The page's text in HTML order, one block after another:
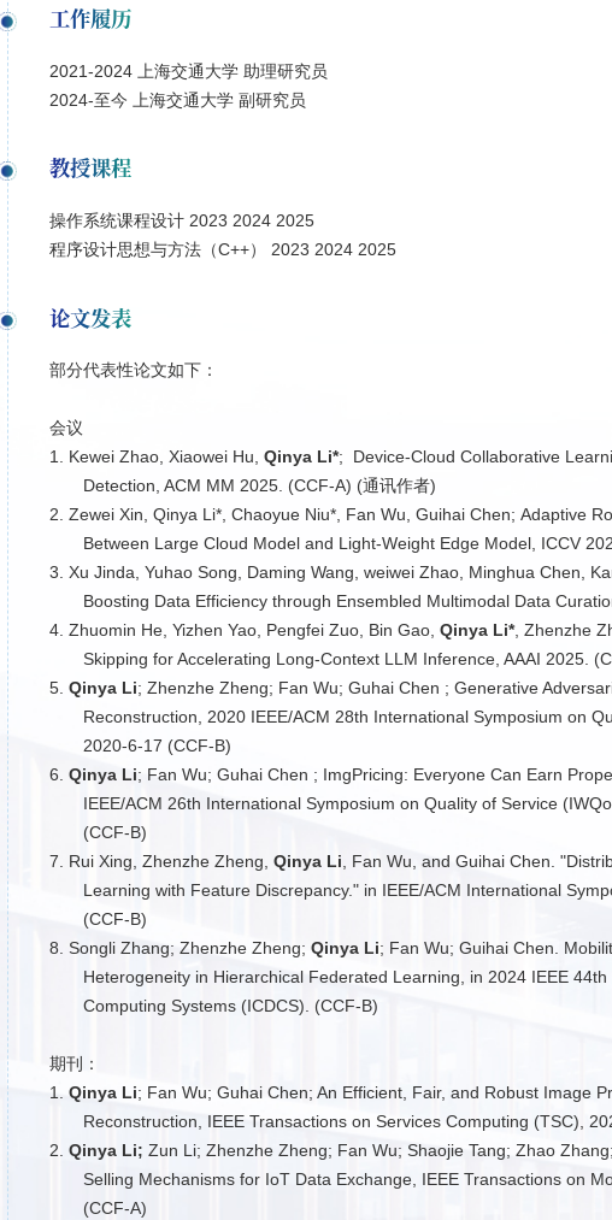
工作履历
2021-2024 上海交通大学 助理研究员
2024-至今 上海交通大学 副研究员
教授课程
操作系统课程设计 2023 2024 2025
程序设计思想与方法（C++） 2023 2024 2025
论文发表
部分代表性论文如下：
会议
1. Kewei Zhao, Xiaowei Hu,Qinya Li*; Device-Cloud Collaborative
Detection, ACM MM 2025. (CCF-A) (通讯作者)
2. Zewei Xin, Qinya Li*, Chaoyue Niu*, Fan Wu, Guihai Chen; Adaptive
Between Large Cloud Model and Light-Weight Edge Model, ICCV
3. Xu Jinda, Yuhao Song, Daming Wang, weiwei Zhao, Minghua Chen,
Boosting Data Efficiency through Ensembled Multimodal Data
4. Zhuomin He, Yizhen Yao, Pengfei Zuo, Bin Gao,Qinya Li*, Zhenzhe
Skipping for Accelerating Long-Context LLM Inference, AAAI 2025.
5.Qinya Li; Zhenzhe Zheng; Fan Wu; Guhai Chen ; Generative
Reconstruction, 2020 IEEE/ACM 28th International Symposium on
2020-6-17 (CCF-B)
6.Qinya Li; Fan Wu; Guhai Chen ; ImgPricing: Everyone Can Earn
IEEE/ACM 26th International Symposium on Quality of Service
(CCF-B)
7. Rui Xing, Zhenzhe Zheng,Qinya Li, Fan Wu, and Guihai Chen.
Learning with Feature Discrepancy." in IEEE/ACM International
(CCF-B)
8. Songli Zhang; Zhenzhe Zheng;Qinya Li; Fan Wu; Guihai Chen.
Heterogeneity in Hierarchical Federated Learning, in 2024 IEEE
Computing Systems (ICDCS). (CCF-B)
期刊：
1.Qinya Li; Fan Wu; Guhai Chen; An Efficient, Fair, and Robust Image
Reconstruction, IEEE Transactions on Services Computing (TSC),
2.Qinya Li; Zun Li; Zhenzhe Zheng; Fan Wu; Shaojie Tang; Zhao
Selling Mechanisms for IoT Data Exchange, IEEE Transactions on
(CCF-A)